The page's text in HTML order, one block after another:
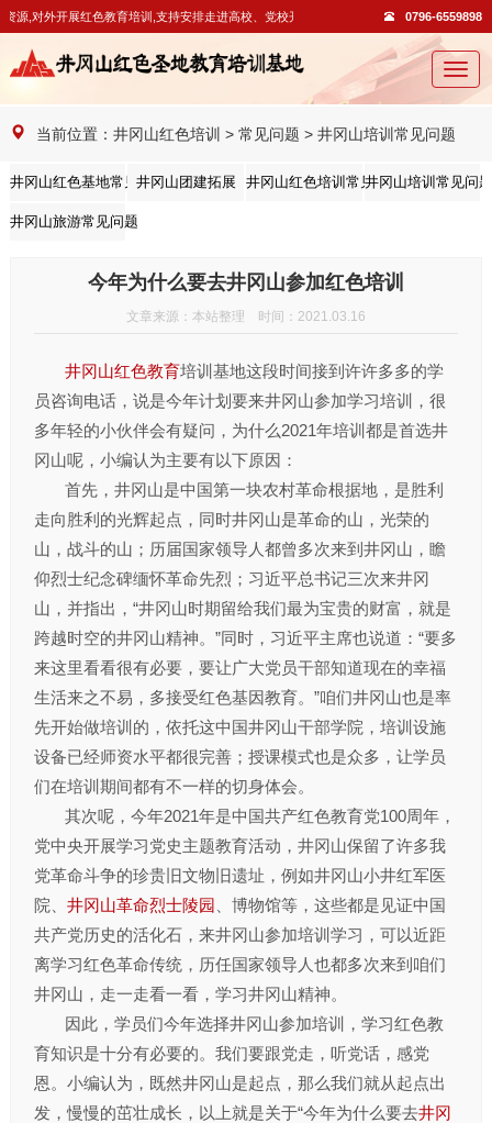
源,对外开展红色教育培训,支持安排走进高校、党校开展教学活动。 0796-6559898
切
换
当前位置： 井冈山红色培训 > 常见问题 > 井冈山培训常见问题
井冈山红色基地常见问题井冈山团建拓展 井冈山红色培训常见问题井冈山培训常见问题
井冈山旅游常见问题
今年为什么要去井冈山参加红色培训
文章来源：本站整理 时间：2021.03.16
井冈山红色教育培训基地这段时间接到许许多多的学
员咨询电话，说是今年计划要来井冈山参加学习培训，很
多年轻的小伙伴会有疑问，为什么2021年培训都是首选井
冈山呢，小编认为主要有以下原因：
首先，井冈山是中国第一块农村革命根据地，是胜利
走向胜利的光辉起点，同时井冈山是革命的山，光荣的
山，战斗的山；历届国家领导人都曾多次来到井冈山，瞻
仰烈士纪念碑缅怀革命先烈；习近平总书记三次来井冈
山，并指出，“井冈山时期留给我们最为宝贵的财富，就是
跨越时空的井冈山精神。”同时，习近平主席也说道：“要多
来这里看看很有必要，要让广大党员干部知道现在的幸福
生活来之不易，多接受红色基因教育。”咱们井冈山也是率
先开始做培训的，依托这中国井冈山干部学院，培训设施
设备已经师资水平都很完善；授课模式也是众多，让学员
们在培训期间都有不一样的切身体会。
其次呢，今年2021年是中国共产红色教育党100周年，
党中央开展学习党史主题教育活动，井冈山保留了许多我
党革命斗争的珍贵旧文物旧遗址，例如井冈山小井红军医
院、 井冈山革命烈士陵园 、博物馆等，这些都是见证中国
共产党历史的活化石，来井冈山参加培训学习，可以近距
离学习红色革命传统，历任国家领导人也都多次来到咱们
井冈山，走一走看一看，学习井冈山精神。
因此，学员们今年选择井冈山参加培训，学习红色教
育知识是十分有必要的。我们要跟党走，听党话，感党
恩。小编认为，既然井冈山是起点，那么我们就从起点出
发，慢慢的茁壮成长，以上就是关于“今年为什么要去井冈